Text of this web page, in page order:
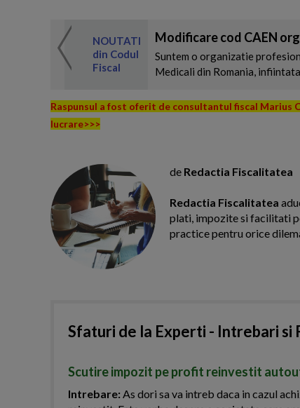
NOUTATI
din Codul
Fiscal
Modificare cod CAEN
Suntem o organizatie
Medicali din Romania,
Raspunsul a fost oferit de consultantul fiscal Marius
lucrare>>>
de Redactia Fiscalitatea
Redactia Fiscalitatea
plati, impozite si facilitati
practice pentru orice
Sfaturi de la Experti - Intrebari si
Scutire impozit pe profit reinvestit
Intrebare: As dori sa va intreb daca in cazul